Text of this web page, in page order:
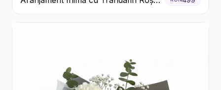
și Floarea Miresei